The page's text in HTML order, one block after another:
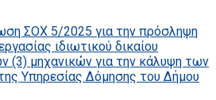
ΣΟΧ 5/2025 για την πρόσληψη
ιδιωτικού δικαίου
(3) μηχανικών για την κάλυψη των
Υπηρεσίας Δόμησης του Δήμου